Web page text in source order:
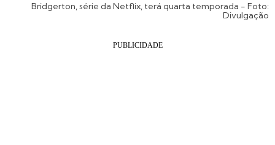
Bridgerton, série da Netflix, terá quarta temporada - Foto:
Divulgação